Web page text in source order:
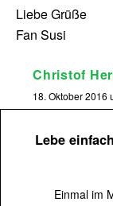
Liebe Grüße
Fan Susi
Christof
18. Oktober 2016
Hallo liebe
Lebe
Einmal im